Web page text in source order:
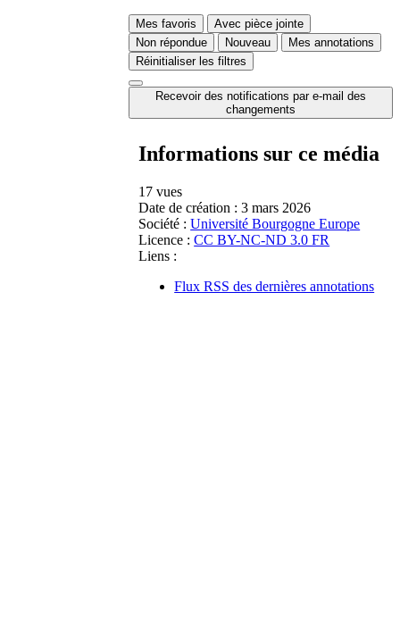
Mes favoris
Avec pièce jointe
Non répondue
Nouveau
Mes annotations
Réinitialiser les filtres
Recevoir des notifications par e-mail des
changements
Informations sur ce média
17 vues
Date de création : 3 mars 2026
Société : Université Bourgogne Europe
Licence : CC BY-NC-ND 3.0 FR
Liens :
Flux RSS des dernières annotations